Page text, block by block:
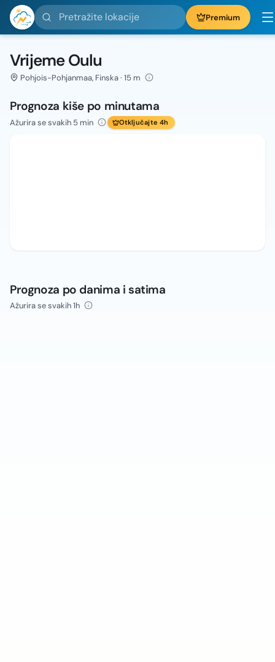
Pretražite lokacije Premium
Vrijeme Oulu
Pohjois-Pohjanmaa, Finska · 15 m
Prognoza kiše po minutama
Ažurira se svakih 5 min Otključajte 4h
Prognoza po danima i satima
Ažurira se svakih 1h